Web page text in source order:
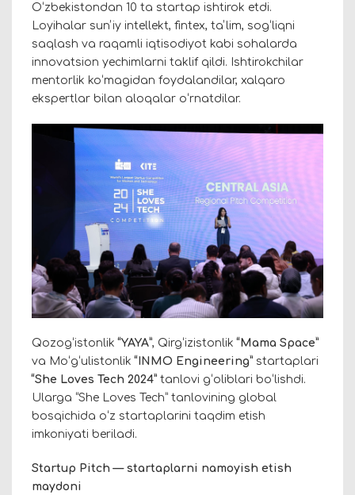
Oʻzbekistondan 10 ta startap ishtirok etdi.
Loyihalar sunʼiy intellekt, fintex, taʼlim, sogʻliqni
saqlash va raqamli iqtisodiyot kabi sohalarda
innovatsion yechimlarni taklif qildi. Ishtirokchilar
mentorlik koʻmagidan foydalandilar, xalqaro
ekspertlar bilan aloqalar oʻrnatdilar.
Qozogʻistonlik“YAYA”, Qirgʻizistonlik“Mama Space”
va Moʻgʻulistonlik“INMO Engineering” startaplari
“She Loves Tech 2024” tanlovi gʻoliblari boʻlishdi.
Ularga “She Loves Tech” tanlovining global
bosqichida oʻz startaplarini taqdim etish
imkoniyati beriladi.
Startup Pitch — startaplarni namoyish etish
maydoni